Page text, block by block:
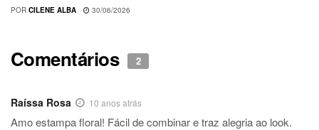
POR CILENE ALBA 30/06/2026
Comentários 2
Raíssa Rosa 10 anos atrás
Amo estampa floral! Fácil de combinar e traz alegria ao look.